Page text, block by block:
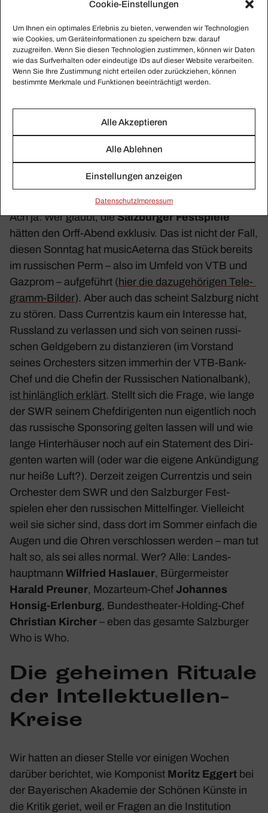
Cookie-Einstellungen
Um Ihnen ein optimales Erlebnis zu bieten, verwenden wir Technologien
wie Cookies, um Geräteinformationen zu speichern bzw. darauf
zuzugreifen. Wenn Sie diesen Technologien zustimmen, können wir Daten
wie das Surfverhalten oder eindeutige IDs auf dieser Website verarbeiten.
Wenn Sie Ihre Zustimmung nicht erteilen oder zurückziehen, können
bestimmte Merkmale und Funktionen beeinträchtigt werden.
Alle Akzeptieren
Alle Ablehnen
Einstellungen anzeigen
Daten­schutzImpressum
Tour durch Stand­orte des Energie-Multis quer durch
Russ­land (DAS IST russi­sche Propa­ganda!). Auf
den Roll­fel­dern gab es Kaviar für die Musi­ke­rInnen –
und über­haupt war es eine große Sause, wie
Ach ja: Wer glaubt, dieSalz­burger Fest­spiele
hätten den Orff-Abend exklusiv. Das ist nicht der Fall,
diesen Sonntag hat musi­cAe­terna das Stück bereits
im russi­schen Perm – also im Umfeld von VTB und
Gazprom – aufge­führt (hier die dazu­ge­hö­rigen Tele­
gramm-Bilder). Aber auch das scheint Salz­burg nicht
zu stören. Dass Curr­entzis kaum ein Inter­esse hat,
Russ­land zu verlassen und sich von seinen russi­
schen Geld­ge­bern zu distan­zieren (im Vorstand
seines Orches­ters sitzen immerhin der VTB-Bank-
Chef und die Chefin der Russi­schen Natio­nal­bank),
ist hinläng­lich erklärt. Stellt sich die Frage, wie lange
der SWR seinem Chef­di­ri­genten nun eigent­lich noch
das russi­sche Spon­so­ring gelten lassen will und wie
lange Hinter­häuser noch auf ein State­ment des Diri­
genten warten will (oder war die eigene Ankün­di­gung
nur heiße Luft?). Derzeit zeigen Curr­entzis und sein
Orchester dem SWR und den Salz­burger Fest­
spielen eher den russi­schen Mittel­finger. Viel­leicht
weil sie sicher sind, dass dort im Sommer einfach die
Augen und die Ohren verschlossen werden – man tut
halt so, als sei alles normal. Wer? Alle: Landes­
haupt­mann Wilfried Haslauer, Bürger­meister
Harald Preuner, Mozar­teum-Chef Johannes
Honsig-Erlen­burg, Bundes­theater-Holding-Chef
Chris­tian Kircher – eben das gesamte Salz­burger
Who is Who.
Die geheimen Rituale
der Intel­lek­tu­ellen-
Kreise
Wir hatten an dieser Stelle vor einigen Wochen
darüber berichtet, wie Kompo­nist Moritz Eggert bei
der Baye­ri­schen Akademie der Schönen Künste in
die Kritik geriet, weil er Fragen an die Insti­tu­tion